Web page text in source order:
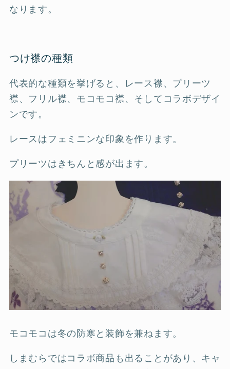
なります。
つけ襟の種類
代表的な種類を挙げると、レース襟、プリーツ
襟、フリル襟、モコモコ襟、そしてコラボデザイ
ンです。
レースはフェミニンな印象を作ります。
プリーツはきちんと感が出ます。
モコモコは冬の防寒と装飾を兼ねます。
しまむらではコラボ商品も出ることがあり、キャ